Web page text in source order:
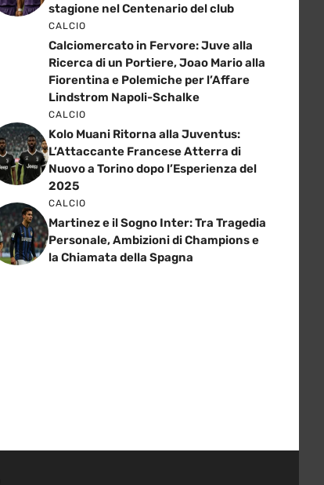
stagione nel Centenario del club
CALCIO
Calciomercato in Fervore: Juve alla
Ricerca di un Portiere, Joao Mario alla
Fiorentina e Polemiche per l’Affare
Lindstrom Napoli-Schalke
CALCIO
Kolo Muani Ritorna alla Juventus:
L’Attaccante Francese Atterra di
Nuovo a Torino dopo l’Esperienza del
2025
CALCIO
Martinez e il Sogno Inter: Tra Tragedia
Personale, Ambizioni di Champions e
la Chiamata della Spagna